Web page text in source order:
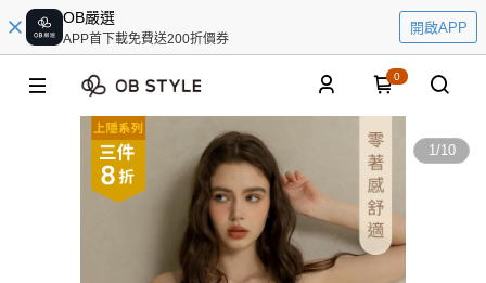
OB嚴選
APP首下載免費送200折價券
開啟APP
0
1/10